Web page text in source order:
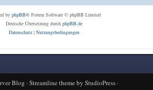
by phpBB® Forum Software © phpBB Limited
Deutsche Übersetzung durch phpBB.de
Datenschutz| Nutzungsbedingungen
Blog ·Streamline themeby StudioPress·